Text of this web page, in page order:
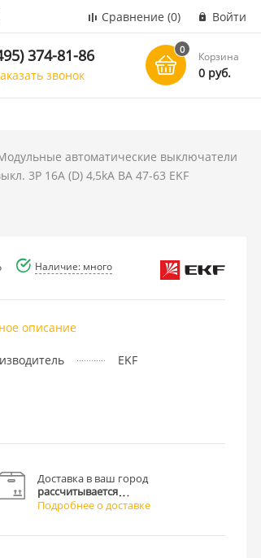
Сравнение (0) Войти
374-81-86
звонок
0
Корзина
0 руб.
автоматические выключатели
3P 16А (D) 4,5kA ВА 47-63 EKF
Наличие: много
описание
EKF
Доставка в ваш город
рассчитывается
Подробнее о доставке